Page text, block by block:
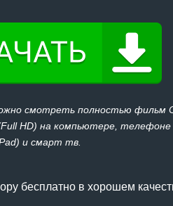
смотреть полностью фильм
HD) на компьютере,
и смарт тв.
бесплатно в хорошем